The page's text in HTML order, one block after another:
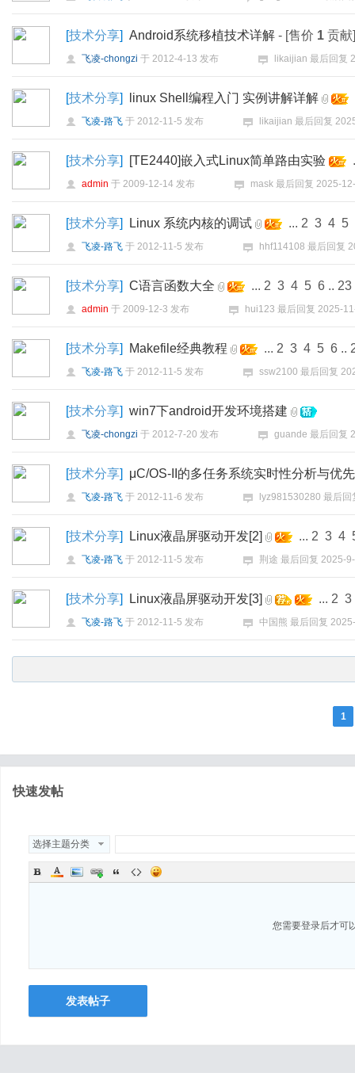
[技术分享] Android系统移植技术详解 - [售价 1 贡
飞凌-chongzi 于 2012-4-13 发布 likaijian 最后回复
[技术分享] linux Shell编程入门 实例讲解详解
飞凌-路飞 于 2012-11-5 发布 likaijian 最后回复
[技术分享] [TE2440]嵌入式Linux简单路由实验
admin 于 2009-12-14 发布 mask 最后回复 2025-
[技术分享] Linux 系统内核的调试 ... 2 3 4 5
飞凌-路飞 于 2012-11-5 发布 hhf114108 最后回复
[技术分享] C语言函数大全 ... 2 3 4 5 6 .. 23
admin 于 2009-12-3 发布 hui123 最后回复 2025-
[技术分享] Makefile经典教程 ... 2 3 4 5 6 ..
飞凌-路飞 于 2012-11-5 发布 ssw2100 最后回复
[技术分享] win7下android开发环境搭建
飞凌-chongzi 于 2012-7-20 发布 guande 最后回复
[技术分享] μC/OS-II的多任务系统实时性分析与优
飞凌-路飞 于 2012-11-6 发布 lyz981530280 最后
[技术分享] Linux液晶屏驱动开发[2] ... 2 3 4
飞凌-路飞 于 2012-11-5 发布 荆途 最后回复 2025-
[技术分享] Linux液晶屏驱动开发[3] ... 2 3
飞凌-路飞 于 2012-11-5 发布 中国熊 最后回复
1
快速发帖
选择主题分类
您需要登录后才可
发表帖子